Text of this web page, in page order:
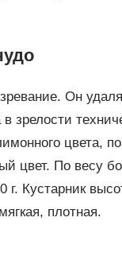
Он
зрелости
цвета,
цвет. По весу
Кустарник
плотная.